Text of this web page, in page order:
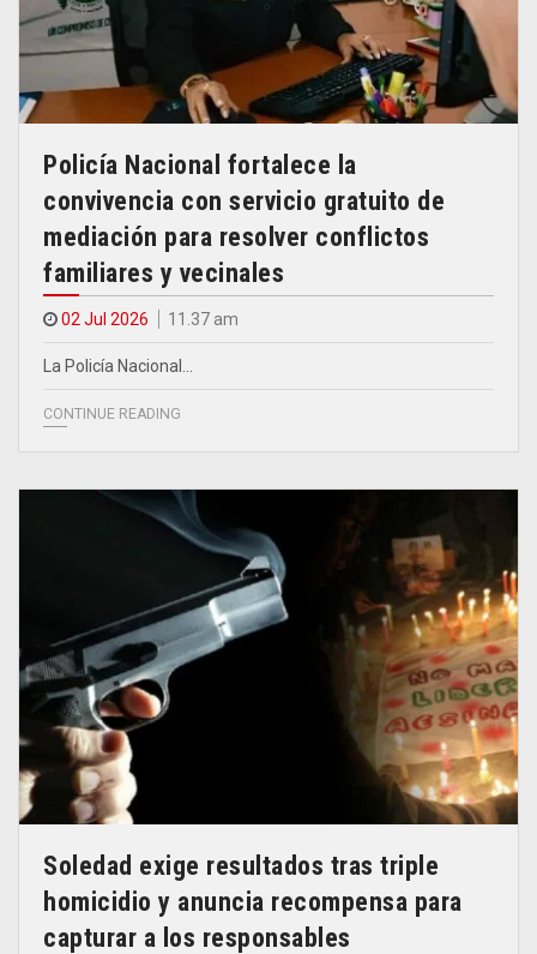
Policía Nacional fortalece la
convivencia con servicio gratuito de
mediación para resolver conflictos
familiares y vecinales
02 Jul 2026 11.37 am
La Policía Nacional…
CONTINUE READING
Soledad exige resultados tras triple
homicidio y anuncia recompensa para
capturar a los responsables